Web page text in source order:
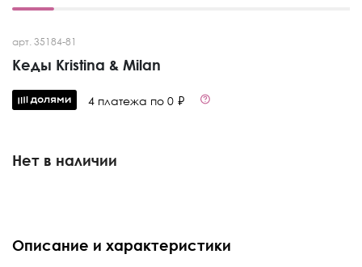
арт. 35184-81
Кеды Kristina & Milan
4 платежа по 0 ₽
Нет в наличии
Описание и характеристики